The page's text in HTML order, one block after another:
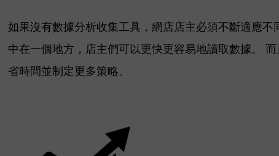
如果沒有數據分析收集工具，網店店主必須不斷適應
中在一個地方，店主們可以更快更容易地讀取數據。
省時間並制定更多策略。